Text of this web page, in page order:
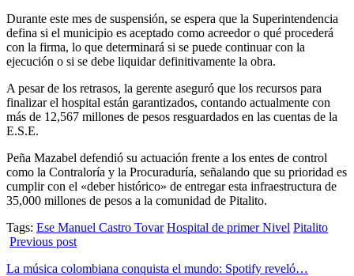
Durante este mes de suspensión, se espera que la Superintendencia
defina si el municipio es aceptado como acreedor o qué procederá
con la firma, lo que determinará si se puede continuar con la
ejecución o si se debe liquidar definitivamente la obra.
A pesar de los retrasos, la gerente aseguró que los recursos para
finalizar el hospital están garantizados, contando actualmente con
más de 12,567 millones de pesos resguardados en las cuentas de la
E.S.E.
Peña Mazabel defendió su actuación frente a los entes de control
como la Contraloría y la Procuraduría, señalando que su prioridad es
cumplir con el «deber histórico» de entregar esta infraestructura de
35,000 millones de pesos a la comunidad de Pitalito.
Tags: Ese Manuel Castro Tovar Hospital de primer Nivel Pitalito
Previous post
La música colombiana conquista el mundo: Spotify reveló…